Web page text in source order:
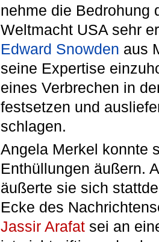
nehme die Bedrohung
Weltmacht USA sehr
Edward Snowden aus
seine Expertise
eines Verbrechen in
festsetzen und
schlagen.
Angela Merkel konnte
Enthüllungen äußern.
äußerte sie sich
Ecke des
Jassir Arafat sei an